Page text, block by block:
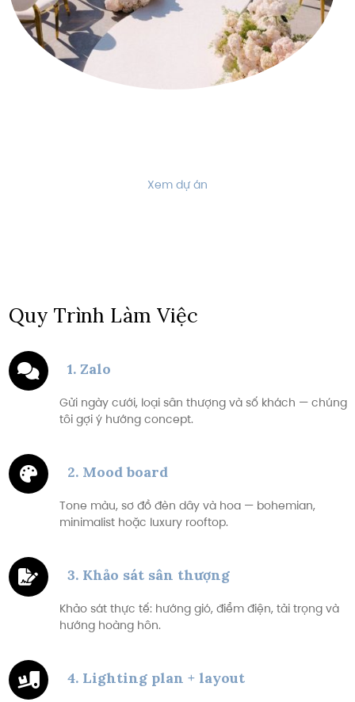
Xem dự án
Quy Trình Làm Việc
1. Zalo
Gửi ngày cưới, loại sân thượng và số khách — chúng
tôi gợi ý hướng concept.
2. Mood board
Tone màu, sơ đồ đèn dây và hoa — bohemian,
minimalist hoặc luxury rooftop.
3. Khảo sát sân thượng
Khảo sát thực tế: hướng gió, điểm điện, tải trọng và
hướng hoàng hôn.
4. Lighting plan + layout